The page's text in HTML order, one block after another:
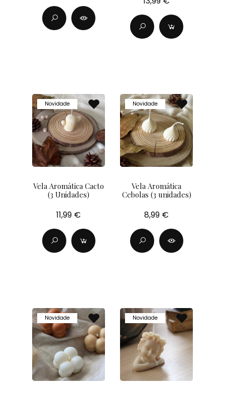
Novidade
Vela Aromática Cacto
(3 Unidades)
11,99 €
Novidade
Vela Aromática
Cebolas (3 unidades)
8,99 €
Novidade Novidade